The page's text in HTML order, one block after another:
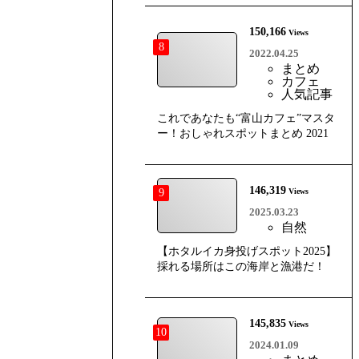
8
150,166 Views
2022.04.25
まとめ
カフェ
人気記事
これであなたも“富山カフェ”マスタ
ー！おしゃれスポットまとめ 2021
9 146,319 Views
2025.03.23
自然
【ホタルイカ身投げスポット2025】
採れる場所はこの海岸と漁港だ！
10
145,835 Views
2024.01.09